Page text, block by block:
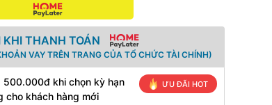
THANH TOÁN
VAY TRÊN TRANG CỦA TỔ CHỨC TÀI CHÍNH)
500.000đ khi chọn kỳ hạn
cho khách hàng mới
ƯU ĐÃI HOT